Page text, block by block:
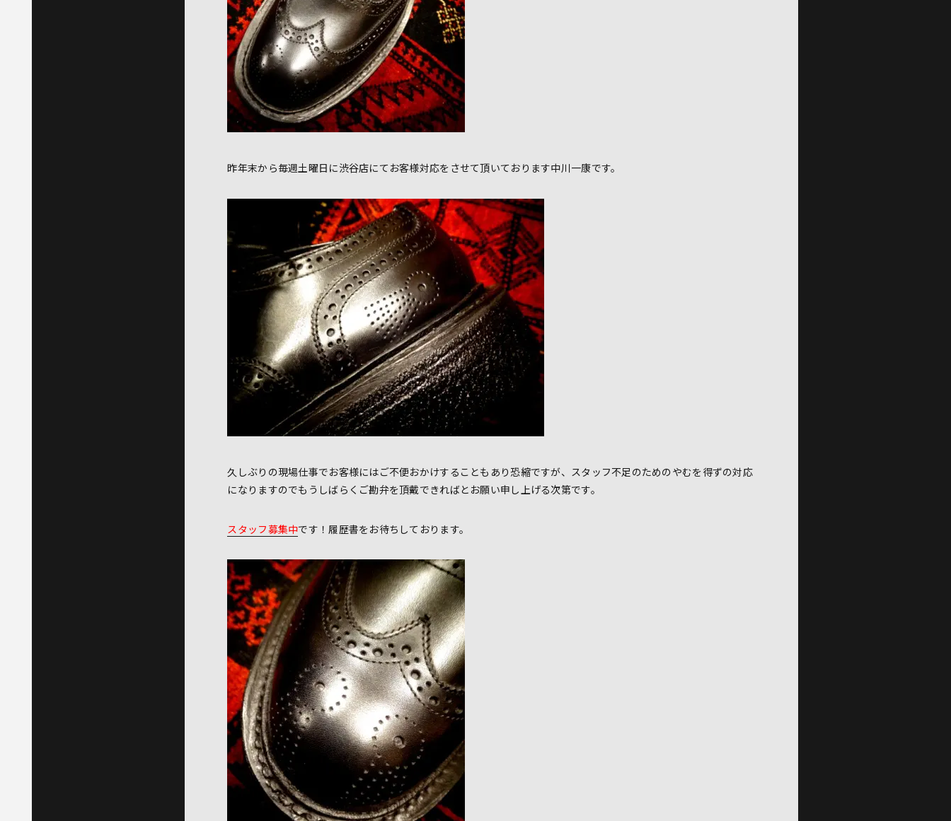
昨年末から毎週土曜日に渋谷店にてお客様対応をさせて頂いております中川一康です。
久しぶりの現場仕事でお客様にはご不便おかけすることもあり恐縮ですが、スタッフ不足のためのやむを得ずの対応
になりますのでもうしばらくご勘弁を頂戴できればとお願い申し上げる次第です。
スタッフ募集中です！履歴書をお待ちしております。